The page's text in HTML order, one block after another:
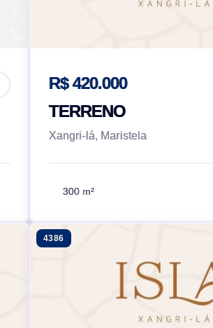
R$ 420.000
TERRENO
Xangri-lá, Maristela
300 m²
4386